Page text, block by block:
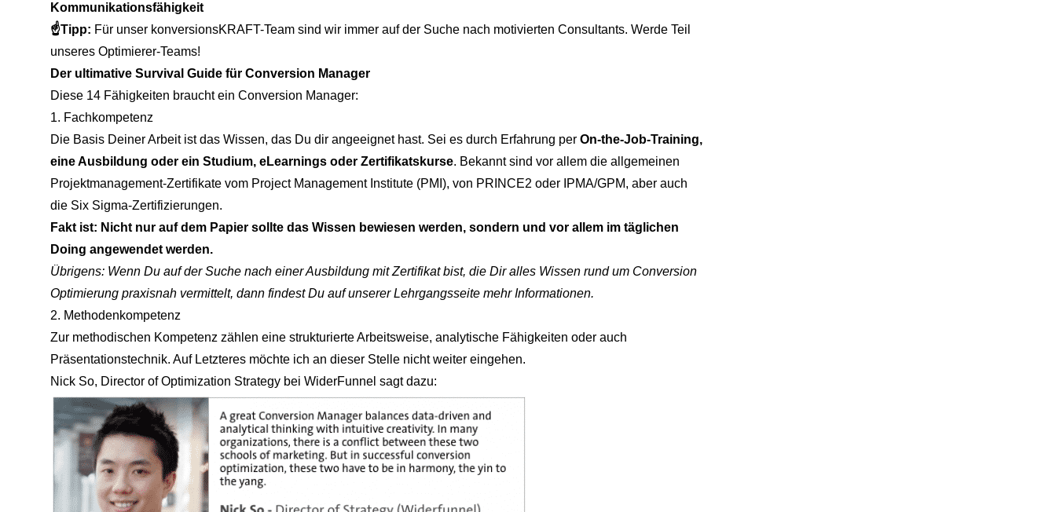
Kommunikationsfähigkeit
☝️Tipp: Für unser konversionsKRAFT-Team sind wir immer auf der Suche nach motivierten Consultants. Werde Teil
unseres Optimierer-Teams!
Der ultimative Survival Guide für Conversion Manager
Diese 14 Fähigkeiten braucht ein Conversion Manager:
1. Fachkompetenz
Die Basis Deiner Arbeit ist das Wissen, das Du dir angeeignet hast. Sei es durch Erfahrung per On-the-Job-Training,
eine Ausbildung oder ein Studium, eLearnings oder Zertifikatskurse. Bekannt sind vor allem die allgemeinen
Projektmanagement-Zertifikate vom Project Management Institute (PMI), von PRINCE2 oder IPMA/GPM, aber auch
die Six Sigma-Zertifizierungen.
Fakt ist: Nicht nur auf dem Papier sollte das Wissen bewiesen werden, sondern und vor allem im täglichen
Doing angewendet werden.
Übrigens: Wenn Du auf der Suche nach einer Ausbildung mit Zertifikat bist, die Dir alles Wissen rund um Conversion
Optimierung praxisnah vermittelt, dann findest Du auf unsererLehrgangsseite mehr Informationen.
2. Methodenkompetenz
Zur methodischen Kompetenz zählen eine strukturierte Arbeitsweise, analytische Fähigkeiten oder auch
Präsentationstechnik. Auf Letzteres möchte ich an dieser Stelle nicht weiter eingehen.
Nick So, Director of Optimization Strategy bei WiderFunnel sagt dazu: